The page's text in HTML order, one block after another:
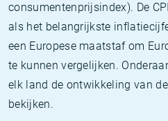
consumentenprijsindex). De
als het belangrijkste
een Europese maatstaf om
te kunnen vergelijken.
elk land de ontwikkeling van
bekijken.